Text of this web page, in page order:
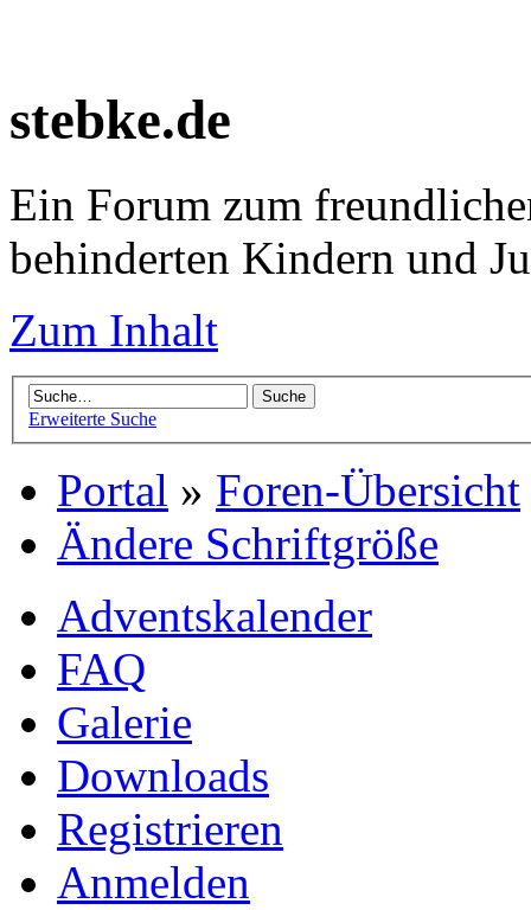
stebke.de
Ein Forum zum
behinderten Kindern und
Zum Inhalt
Erweiterte Suche
Portal » Foren-Übersicht
Ändere Schriftgröße
Adventskalender
FAQ
Galerie
Downloads
Registrieren
Anmelden